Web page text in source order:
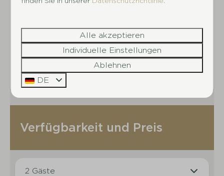
Strand
Tennisplatz
Angelmöglichkeit
und sie erhalten keine Rückerstattung der
bezahlten Gebühren/Garantie.
Energie-Label:
Verfügbarkeit und Preis
2 Gäste
Alle akzeptieren
Individuelle Einstellungen
Ablehnen
DE